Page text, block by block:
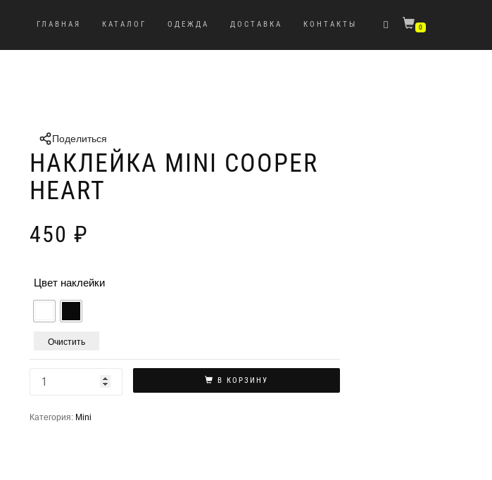
ГЛАВНАЯ КАТАЛОГ ОДЕЖДА ДОСТАВКА КОНТАКТЫ 0
Поделиться
НАКЛЕЙКА MINI COOPER
HEART
450 ₽
Цвет наклейки
Очистить
В КОРЗИНУ
Категория: Mini